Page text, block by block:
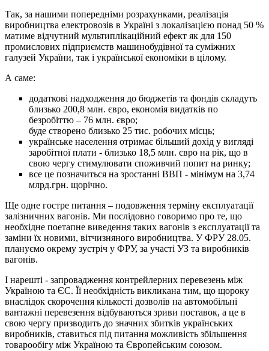
Так, за нашими попередніми розрахунками, реалізація
виробництва електровозів в Україні з локалізацією понад 50 %
матиме відчутний мультиплікаційний ефект як для 150
промислових підприємств машинобудівної та суміжних
галузей України, так і української економіки в цілому.
А саме:
додаткові надходження до бюджетів та фондів складуть
близько 200,8 млн. євро, економія видатків по
безробіттю – 76 млн. євро;
буде створено близько 25 тис. робочих місць;
українське населення отримає більший дохід у вигляді
заробітної плати - близько 18,5 млн. євро на рік, що в
свою чергу стимулювати споживчий попит на ринку;
все це позначиться на зростанні ВВП - мінімум на 3,74
млрд.грн. щорічно.
Ще одне гостре питання – подовження терміну експлуатації
залізничних вагонів. Ми послідовно говоримо про те, що
необхідне поетапне виведення таких вагонів з експлуатації та
заміни їх новими, вітчизняного виробництва. У ФРУ 28.05.
плануємо окрему зустріч у ФРУ, за участі УЗ та виробників
вагонів.
І нарешті - запровадження контрейлерних перевезень між
Україною та ЄС. Її необхідність викликана тим, що щороку
внаслідок скорочення кількості дозволів на автомобільні
вантажні перевезення відбуваються зриви поставок, а це в
свою чергу призводить до значних збитків українських
виробників, ставиться під питання можливість збільшення
товарообігу між Україною та Європейським союзом.